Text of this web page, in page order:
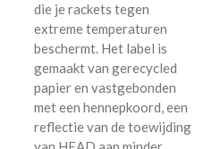
die je rackets tegen
extreme temperaturen
beschermt. Het label is
gemaakt van gerecycled
papier en vastgebonden
met een hennepkoord, een
reflectie van de toewijding